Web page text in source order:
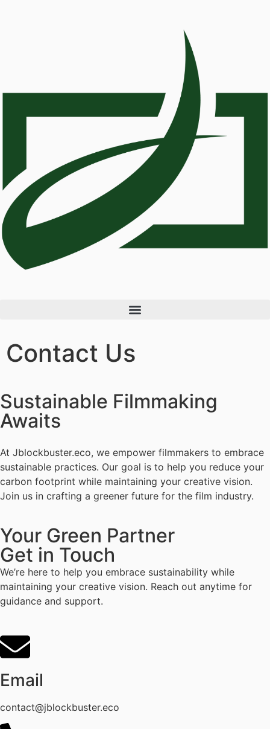
Contact Us
Sustainable Filmmaking
Awaits
At Jblockbuster.eco, we empower filmmakers to embrace
sustainable practices. Our goal is to help you reduce your
carbon footprint while maintaining your creative vision.
Join us in crafting a greener future for the film industry.
Your Green Partner
Get in Touch
We’re here to help you embrace sustainability while
maintaining your creative vision. Reach out anytime for
guidance and support.
Email
contact@jblockbuster.eco